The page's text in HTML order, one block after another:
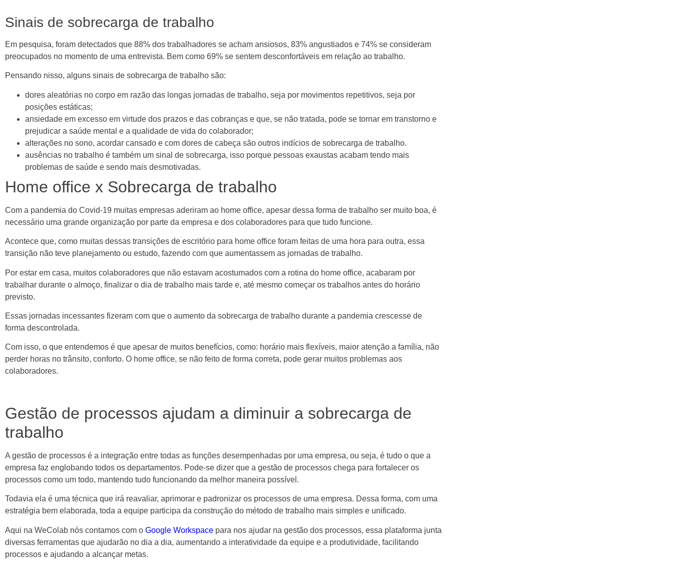
Sinais de sobrecarga de trabalho
Em pesquisa, foram detectados que 88% dos trabalhadores se acham ansiosos, 83% angustiados e 74% se consideram
preocupados no momento de uma entrevista. Bem como 69% se sentem desconfortáveis em relação ao trabalho.
Pensando nisso, alguns sinais de sobrecarga de trabalho são:
dores aleatórias no corpo em razão das longas jornadas de trabalho, seja por movimentos repetitivos, seja por
posições estáticas;
ansiedade em excesso em virtude dos prazos e das cobranças e que, se não tratada, pode se tornar em transtorno e
prejudicar a saúde mental e a qualidade de vida do colaborador;
alterações no sono, acordar cansado e com dores de cabeça são outros indícios de sobrecarga de trabalho.
ausências no trabalho é também um sinal de sobrecarga, isso porque pessoas exaustas acabam tendo mais
problemas de saúde e sendo mais desmotivadas.
Home office x Sobrecarga de trabalho
Com a pandemia do Covid-19 muitas empresas aderiram ao home office, apesar dessa forma de trabalho ser muito boa, é
necessário uma grande organização por parte da empresa e dos colaboradores para que tudo funcione.
Acontece que, como muitas dessas transições de escritório para home office foram feitas de uma hora para outra, essa
transição não teve planejamento ou estudo, fazendo com que aumentassem as jornadas de trabalho.
Por estar em casa, muitos colaboradores que não estavam acostumados com a rotina do home office, acabaram por
trabalhar durante o almoço, finalizar o dia de trabalho mais tarde e, até mesmo começar os trabalhos antes do horário
previsto.
Essas jornadas incessantes fizeram com que o aumento da sobrecarga de trabalho durante a pandemia crescesse de
forma descontrolada.
Com isso, o que entendemos é que apesar de muitos benefícios, como: horário mais flexíveis, maior atenção a família, não
perder horas no trânsito, conforto. O home office, se não feito de forma correta, pode gerar muitos problemas aos
colaboradores.
Gestão de processos ajudam a diminuir a sobrecarga de
trabalho
A gestão de processos é a integração entre todas as funções desempenhadas por uma empresa, ou seja, é tudo o que a
empresa faz englobando todos os departamentos. Pode-se dizer que a gestão de processos chega para fortalecer os
processos como um todo, mantendo tudo funcionando da melhor maneira possível.
Todavia ela é uma técnica que irá reavaliar, aprimorar e padronizar os processos de uma empresa. Dessa forma, com uma
estratégia bem elaborada, toda a equipe participa da construção do método de trabalho mais simples e unificado.
Aqui na WeColab nós contamos com o Google Workspace para nos ajudar na gestão dos processos, essa plataforma junta
diversas ferramentas que ajudarão no dia a dia, aumentando a interatividade da equipe e a produtividade, facilitando
processos e ajudando a alcançar metas.